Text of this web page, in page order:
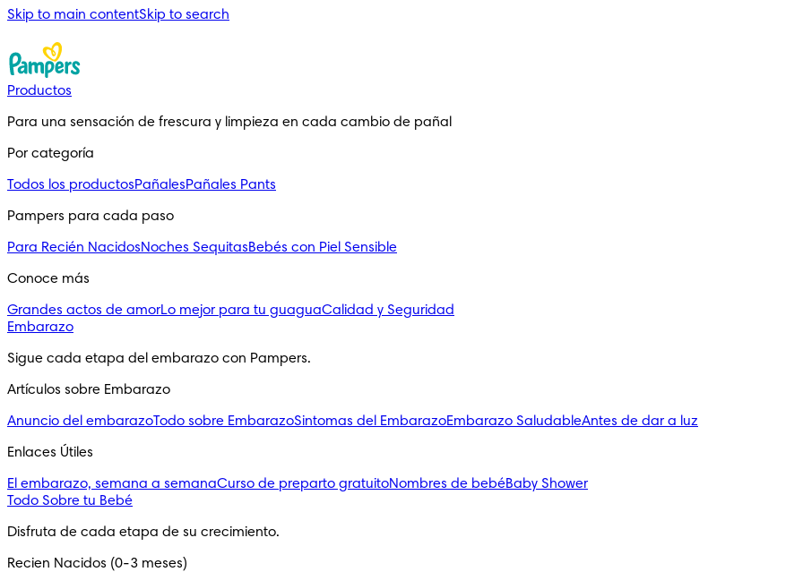
Skip to main contentSkip to search
Productos
Para una sensación de frescura y limpieza en cada cambio de pañal
Por categoría
Todos los productosPañalesPañales Pants
Pampers para cada paso
Para Recién NacidosNoches SequitasBebés con Piel Sensible
Conoce más
Grandes actos de amorLo mejor para tu guaguaCalidad y Seguridad
Embarazo
Sigue cada etapa del embarazo con Pampers.
Artículos sobre Embarazo
Anuncio del embarazoTodo sobre EmbarazoSintomas del EmbarazoEmbarazo SaludableAntes de dar a luz
Enlaces Útiles
El embarazo, semana a semanaCurso de preparto gratuitoNombres de bebéBaby Shower
Todo Sobre tu Bebé
Disfruta de cada etapa de su crecimiento.
Recien Nacidos (0-3 meses)